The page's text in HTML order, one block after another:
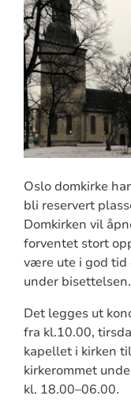
Oslo domkirke
bli reservert
Domkirken vil
forventet stort
være ute i god tid
under bisettelsen.
Det legges ut
fra kl.10.00,
kapellet i kirken
kirkerommet
kl. 18.00–06.00.